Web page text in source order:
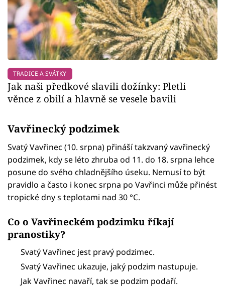
TRADICE A SVÁTKY
Jak naši předkové slavili dožínky: Pletli
věnce z obilí a hlavně se vesele bavili
Vavřinecký podzimek
Svatý Vavřinec (10. srpna) přináší takzvaný vavřinecký
podzimek, kdy se léto zhruba od 11. do 18. srpna lehce
posune do svého chladnějšího úseku. Nemusí to být
pravidlo a často i konec srpna po Vavřinci může přinést
tropické dny s teplotami nad 30 °C.
Co o Vavřineckém podzimku říkají
pranostiky?
Svatý Vavřinec jest pravý podzimec.
Svatý Vavřinec ukazuje, jaký podzim nastupuje.
Jak Vavřinec navaří, tak se podzim podaří.